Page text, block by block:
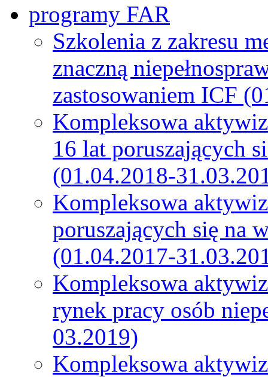
programy FAR
Szkolenia z zakresu
znaczną
zastosowaniem ICF
Kompleksowa
16 lat poruszających
(01.04.2018-
Kompleksowa
poruszających się na
(01.04.2017-
Kompleksowa
rynek pracy osób
03.2019)
Kompleksowa